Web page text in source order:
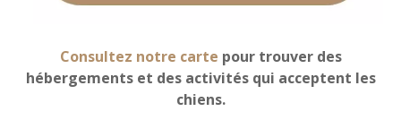
Consultez notre carte pour trouver des
hébergements et des activités qui acceptent les
chiens.